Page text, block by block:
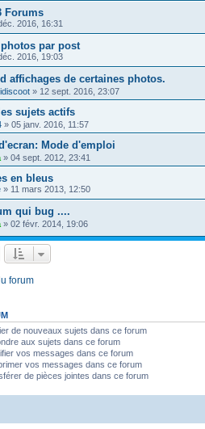
Forums
2016, 16:31
par post
2016, 19:03
affichages de certaines photos.
» 12 sept. 2016, 23:07
sujets actifs
» 05 janv. 2016, 11:57
Mode d'emploi
» 04 sept. 2012, 23:41
en bleus
» 11 mars 2013, 12:50
qui bug ....
» 02 févr. 2014, 19:06
forum
de nouveaux sujets dans ce forum
aux sujets dans ce forum
vos messages dans ce forum
vos messages dans ce forum
de pièces jointes dans ce forum